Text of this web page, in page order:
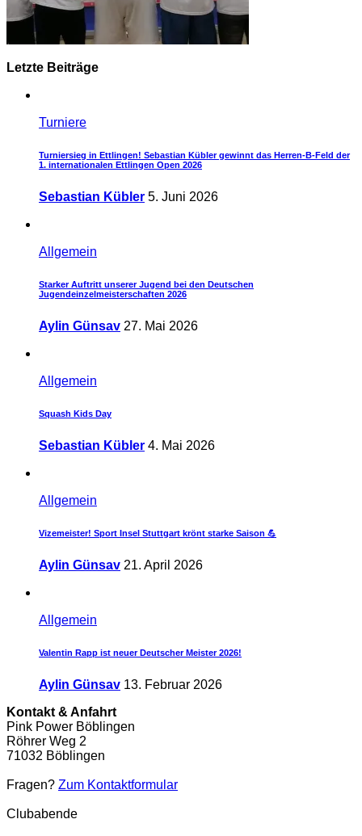
Letzte Beiträge
Turniere
Turniersieg in Ettlingen! Sebastian Kübler gewinnt das Herren-B-Feld der
1. internationalen Ettlingen Open 2026
Sebastian Kübler 5. Juni 2026
Allgemein
Starker Auftritt unserer Jugend bei den Deutschen
Jugendeinzelmeisterschaften 2026
Aylin Günsav 27. Mai 2026
Allgemein
Squash Kids Day
Sebastian Kübler 4. Mai 2026
Allgemein
Vizemeister! Sport Insel Stuttgart krönt starke Saison 💪
Aylin Günsav 21. April 2026
Allgemein
Valentin Rapp ist neuer Deutscher Meister 2026!
Aylin Günsav 13. Februar 2026
Kontakt & Anfahrt
Pink Power Böblingen
Röhrer Weg 2
71032 Böblingen
Fragen? Zum Kontaktformular
Clubabende